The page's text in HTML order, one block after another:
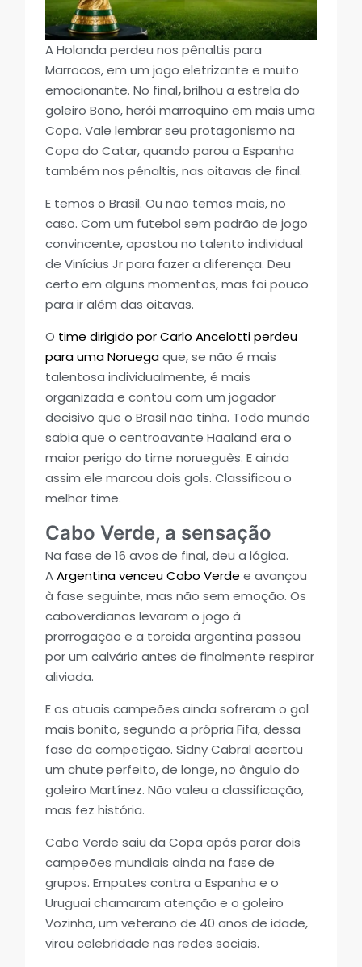
A Holanda perdeu nos pênaltis para
Marrocos, em um jogo eletrizante e muito
emocionante. No final,brilhou a estrela do
goleiro Bono, herói marroquino em mais uma
Copa. Vale lembrar seu protagonismo na
Copa do Catar, quando parou a Espanha
também nos pênaltis, nas oitavas de final.
E temos o Brasil. Ou não temos mais, no
caso. Com um futebol sem padrão de jogo
convincente, apostou no talento individual
de Vinícius Jr para fazer a diferença. Deu
certo em alguns momentos, mas foi pouco
para ir além das oitavas.
O time dirigido por Carlo Ancelotti perdeu
para uma Noruegaque, se não é mais
talentosa individualmente, é mais
organizada e contou com um jogador
decisivo que o Brasil não tinha. Todo mundo
sabia que o centroavante Haaland era o
maior perigo do time norueguês. E ainda
assim ele marcou dois gols. Classificou o
melhor time.
Cabo Verde, a sensação
Na fase de 16 avos de final, deu a lógica.
AArgentina venceu Cabo Verde e avançou
à fase seguinte, mas não sem emoção. Os
caboverdianos levaram o jogo à
prorrogação e a torcida argentina passou
por um calvário antes de finalmente respirar
aliviada.
E os atuais campeões ainda sofreram o gol
mais bonito, segundo a própria Fifa, dessa
fase da competição. Sidny Cabral acertou
um chute perfeito, de longe, no ângulo do
goleiro Martínez. Não valeu a classificação,
mas fez história.
Cabo Verde saiu da Copa após parar dois
campeões mundiais ainda na fase de
grupos. Empates contra a Espanha e o
Uruguai chamaram atenção e o goleiro
Vozinha, um veterano de 40 anos de idade,
virou celebridade nas redes sociais.